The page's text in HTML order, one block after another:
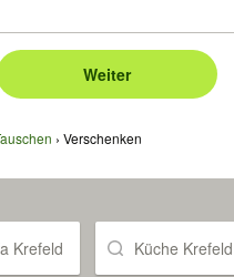
Weiter
Verschenken
Krefeld Küche Krefeld